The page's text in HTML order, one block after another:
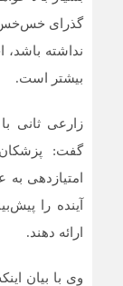
گذرای خس‌خس
نداشته باشد،
بیشتر است.
زارعی ثانی
گفت:
امتیازدهی به
آینده را
ارائه دهند.
وی با بیان